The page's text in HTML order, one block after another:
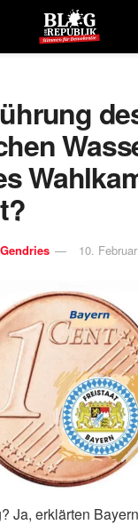
10.
Ja, erklärten